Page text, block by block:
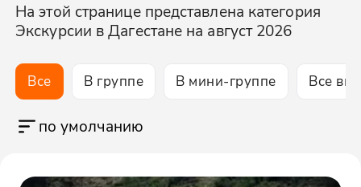
На этой странице представлена категория
Экскурсии в Дагестане на август 2026
Все В группе В мини-группе Все
по умолчанию